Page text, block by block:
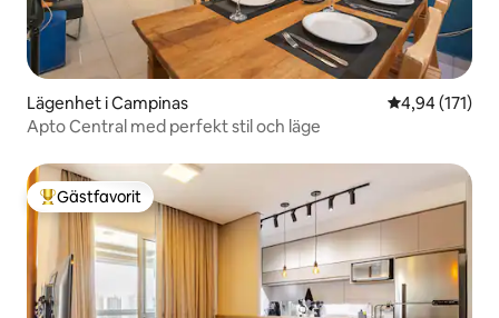
Lägenhet i Campinas 4,94 av 5 i
4,94 (171)
Apto Central med perfekt stil och läge
Populär gästfavorit
Gästfavorit